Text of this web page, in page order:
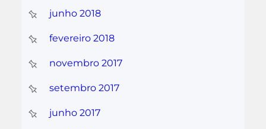
junho 2018
fevereiro 2018
novembro 2017
setembro 2017
junho 2017